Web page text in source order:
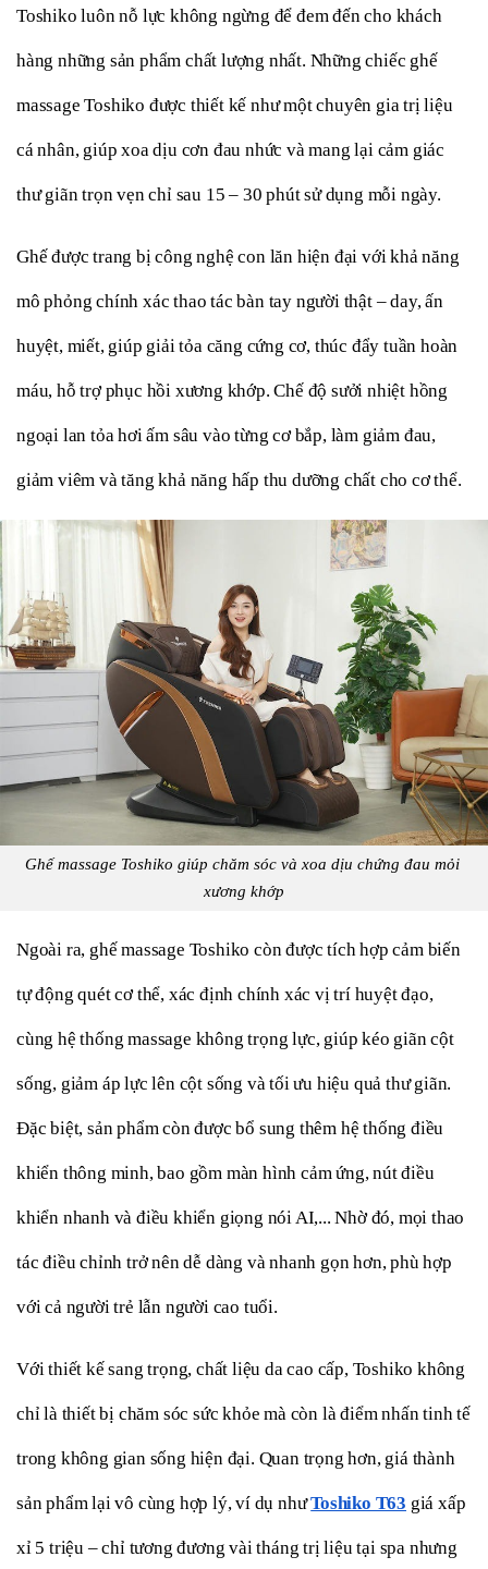
Toshiko luôn nỗ lực không ngừng để đem đến cho khách
hàng những sản phẩm chất lượng nhất. Những chiếc ghế
massage Toshiko được thiết kế như một chuyên gia trị liệu
cá nhân, giúp xoa dịu cơn đau nhức và mang lại cảm giác
thư giãn trọn vẹn chỉ sau 15 – 30 phút sử dụng mỗi ngày.
Ghế được trang bị công nghệ con lăn hiện đại với khả năng
mô phỏng chính xác thao tác bàn tay người thật – day, ấn
huyệt, miết, giúp giải tỏa căng cứng cơ, thúc đẩy tuần hoàn
máu, hỗ trợ phục hồi xương khớp. Chế độ sưởi nhiệt hồng
ngoại lan tỏa hơi ấm sâu vào từng cơ bắp, làm giảm đau,
giảm viêm và tăng khả năng hấp thu dưỡng chất cho cơ thể.
Ghế massage Toshiko giúp chăm sóc và xoa dịu chứng đau mỏi
xương khớp
Ngoài ra, ghế massage Toshiko còn được tích hợp cảm biến
tự động quét cơ thể, xác định chính xác vị trí huyệt đạo,
cùng hệ thống massage không trọng lực, giúp kéo giãn cột
sống, giảm áp lực lên cột sống và tối ưu hiệu quả thư giãn.
Đặc biệt, sản phẩm còn được bổ sung thêm hệ thống điều
khiển thông minh, bao gồm màn hình cảm ứng, nút điều
khiển nhanh và điều khiển giọng nói AI,... Nhờ đó, mọi thao
tác điều chỉnh trở nên dễ dàng và nhanh gọn hơn, phù hợp
với cả người trẻ lẫn người cao tuổi.
Với thiết kế sang trọng, chất liệu da cao cấp, Toshiko không
chỉ là thiết bị chăm sóc sức khỏe mà còn là điểm nhấn tinh tế
trong không gian sống hiện đại. Quan trọng hơn, giá thành
sản phẩm lại vô cùng hợp lý, ví dụ như Toshiko T63 giá xấp
xỉ 5 triệu – chỉ tương đương vài tháng trị liệu tại spa nhưng